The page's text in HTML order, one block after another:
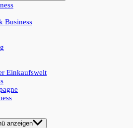
Business
Einkaufswelt
anzeigen